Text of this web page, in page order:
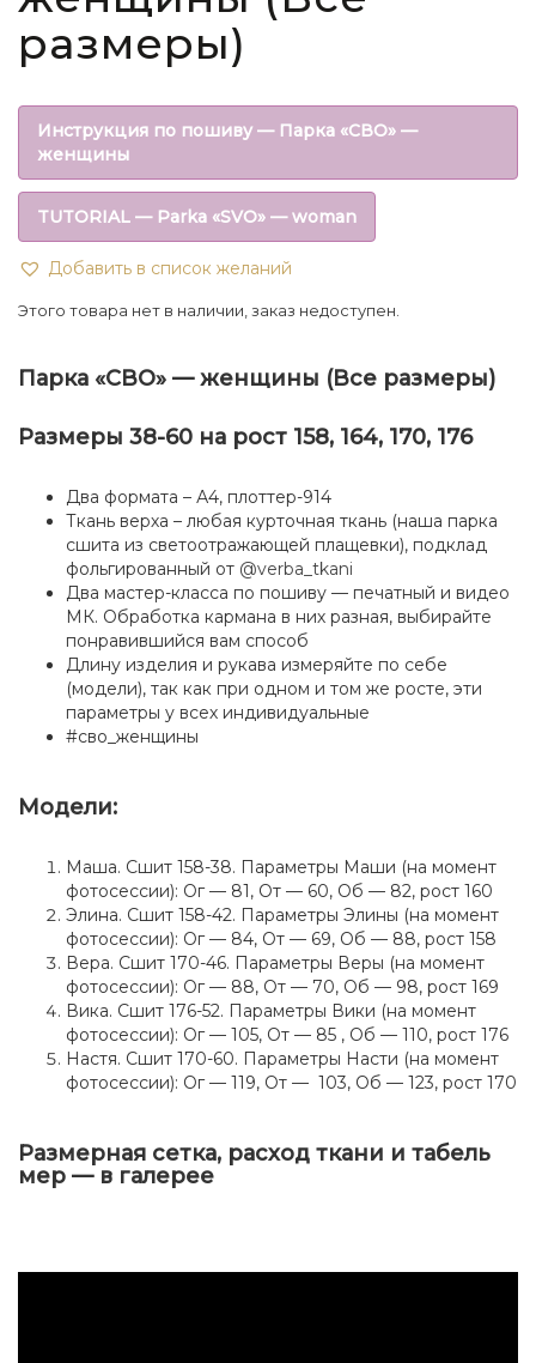
размеры)
Инструкция по пошиву — Парка «СВО» —
женщины
TUTORIAL — Parka «SVO» — woman
Добавить в список желаний
Этого товара нет в наличии, заказ недоступен.
Парка «СВО» — женщины (Все размеры)
Размеры 38-60 на рост 158, 164, 170, 176
Два формата – А4, плоттер-914
Ткань верха – любая курточная ткань (наша парка
сшита из светоотражающей плащевки), подклад
фольгированный от @verba_tkani
Два мастер-класса по пошиву — печатный и видео
МК. Обработка кармана в них разная, выбирайте
понравившийся вам способ
Длину изделия и рукава измеряйте по себе
(модели), так как при одном и том же росте, эти
параметры у всех индивидуальные
#сво_женщины
Модели:
Маша. Сшит 158-38. Параметры Маши (на момент
фотосессии): Ог — 81, От — 60, Об — 82, рост 160
Элина. Сшит 158-42. Параметры Элины (на момент
фотосессии): Ог — 84, От — 69, Об — 88, рост 158
Вера. Сшит 170-46. Параметры Веры (на момент
фотосессии): Ог — 88, От — 70, Об — 98, рост 169
Вика. Сшит 176-52. Параметры Вики (на момент
фотосессии): Ог — 105, От — 85 , Об — 110, рост 176
Настя. Сшит 170-60. Параметры Насти (на момент
фотосессии): Ог — 119, От — 103, Об — 123, рост 170
Размерная сетка, расход ткани и табель
мер — в галерее